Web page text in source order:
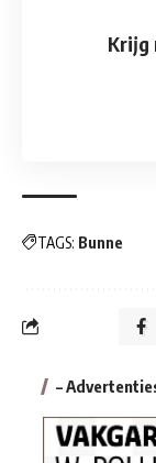
Krijg
TAGS: Bunne
–